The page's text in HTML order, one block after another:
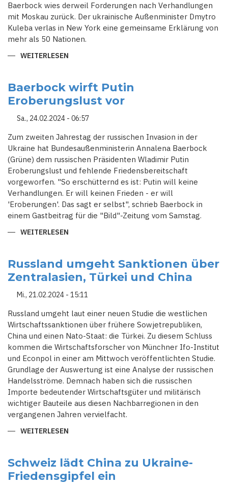
Baerbock wies derweil Forderungen nach Verhandlungen
mit Moskau zurück. Der ukrainische Außenminister Dmytro
Kuleba verlas in New York eine gemeinsame Erklärung von
mehr als 50 Nationen.
WEITERLESEN
HALB
VOLL":
DUTZENDE
LÄNDER
PUTINS
Baerbock wirft Putin
Eroberungslust vor
Sa., 24.02.2024 - 06:57
Zum zweiten Jahrestag der russischen Invasion in der
Ukraine hat Bundesaußenministerin Annalena Baerbock
(Grüne) dem russischen Präsidenten Wladimir Putin
Eroberungslust und fehlende Friedensbereitschaft
vorgeworfen. "So erschütternd es ist: Putin will keine
Verhandlungen. Er will keinen Frieden - er will
'Eroberungen'. Das sagt er selbst", schrieb Baerbock in
einem Gastbeitrag für die "Bild"-Zeitung vom Samstag.
WEITERLESEN
EROBERUNGSLUST
VOR
Russland umgeht Sanktionen über
Zentralasien, Türkei und China
Mi., 21.02.2024 - 15:11
Russland umgeht laut einer neuen Studie die westlichen
Wirtschaftssanktionen über frühere Sowjetrepubliken,
China und einen Nato-Staat: die Türkei. Zu diesem Schluss
kommen die Wirtschaftsforscher von Münchner Ifo-Institut
und Econpol in einer am Mittwoch veröffentlichten Studie.
Grundlage der Auswertung ist eine Analyse der russischen
Handelsströme. Demnach haben sich die russischen
Importe bedeutender Wirtschaftsgüter und militärisch
wichtiger Bauteile aus diesen Nachbarregionen in den
vergangenen Jahren vervielfacht.
WEITERLESEN
ÜBER
ZENTRALASIEN,
TÜRKEI
UND
Schweiz lädt China zu Ukraine-
Friedensgipfel ein